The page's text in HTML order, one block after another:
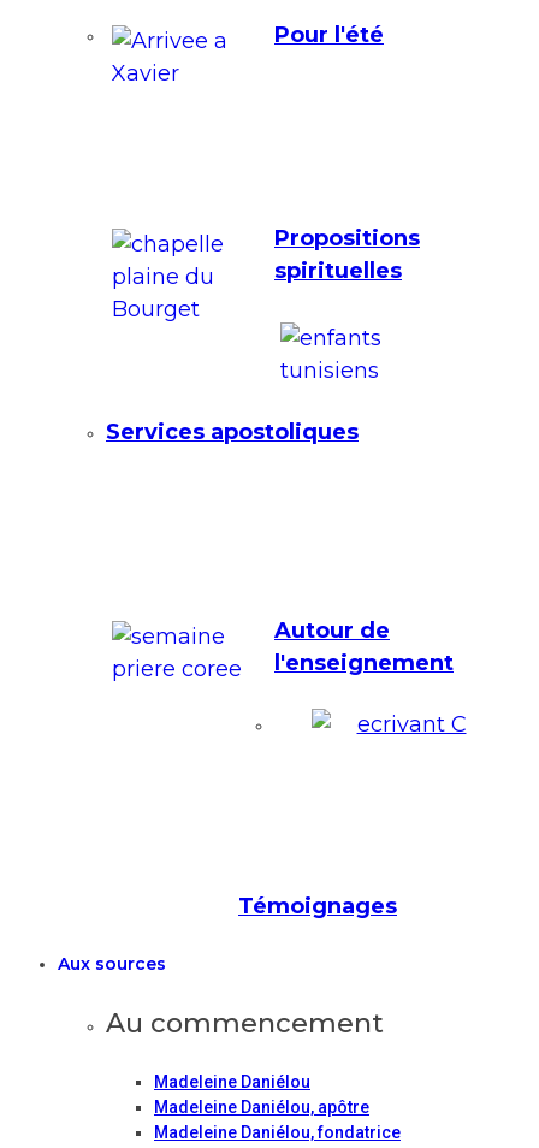
Pour l'été
Propositions
spirituelles
Services apostoliques
Autour de
l'enseignement
Témoignages
Aux sources
Au commencement
Madeleine Daniélou
Madeleine Daniélou, apôtre
Madeleine Daniélou, fondatrice